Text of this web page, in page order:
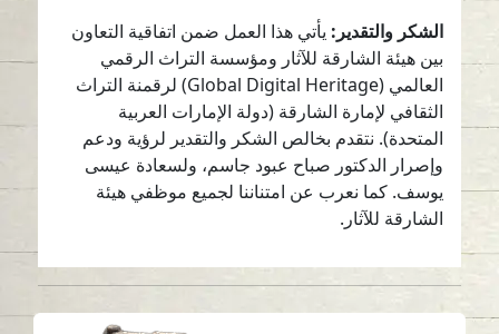
الشكر والتقدير:يأتي هذا العمل ضمن اتفاقية التعاون
بين هيئة الشارقة للآثار ومؤسسة التراث الرقمي
العالمي (Global Digital Heritage) لرقمنة التراث
الثقافي لإمارة الشارقة (دولة الإمارات العربية
المتحدة). نتقدم بخالص الشكر والتقدير لرؤية ودعم
وإصرار الدكتور صباح عبود جاسم، ولسعادة عيسى
يوسف. كما نعرب عن امتناننا لجميع موظفي هيئة
الشارقة للآثار.